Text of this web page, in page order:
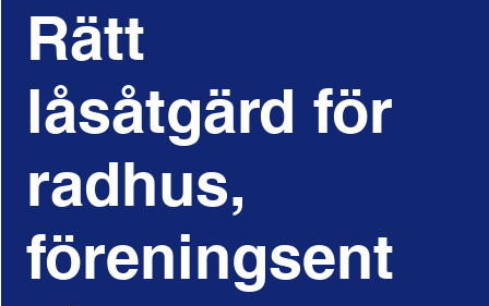
Rätt
låsåtgärd för
radhus,
föreningsent